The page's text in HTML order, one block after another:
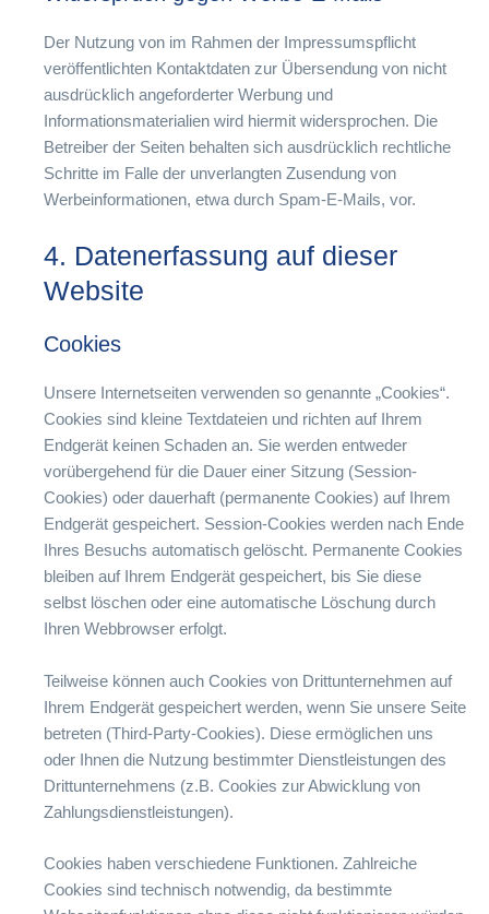
Der Nutzung von im Rahmen der Impressumspflicht
veröffentlichten Kontaktdaten zur Übersendung von nicht
ausdrücklich angeforderter Werbung und
Informationsmaterialien wird hiermit widersprochen. Die
Betreiber der Seiten behalten sich ausdrücklich rechtliche
Schritte im Falle der unverlangten Zusendung von
Werbeinformationen, etwa durch Spam-E-Mails, vor.
4. Datenerfassung auf dieser
Website
Cookies
Unsere Internetseiten verwenden so genannte „Cookies“.
Cookies sind kleine Textdateien und richten auf Ihrem
Endgerät keinen Schaden an. Sie werden entweder
vorübergehend für die Dauer einer Sitzung (Session-
Cookies) oder dauerhaft (permanente Cookies) auf Ihrem
Endgerät gespeichert. Session-Cookies werden nach Ende
Ihres Besuchs automatisch gelöscht. Permanente Cookies
bleiben auf Ihrem Endgerät gespeichert, bis Sie diese
selbst löschen oder eine automatische Löschung durch
Ihren Webbrowser erfolgt.
Teilweise können auch Cookies von Drittunternehmen auf
Ihrem Endgerät gespeichert werden, wenn Sie unsere Seite
betreten (Third-Party-Cookies). Diese ermöglichen uns
oder Ihnen die Nutzung bestimmter Dienstleistungen des
Drittunternehmens (z.B. Cookies zur Abwicklung von
Zahlungsdienstleistungen).
Cookies haben verschiedene Funktionen. Zahlreiche
Cookies sind technisch notwendig, da bestimmte